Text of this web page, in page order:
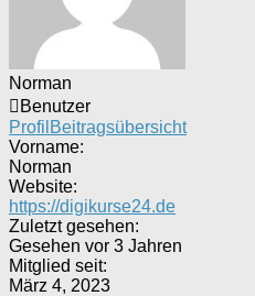
Norman
Benutzer
Profil Beitragsübersicht
Vorname:
Norman
Website:
https://digikurse24.de
Zuletzt gesehen:
Gesehen vor 3 Jahren
Mitglied seit:
März 4, 2023